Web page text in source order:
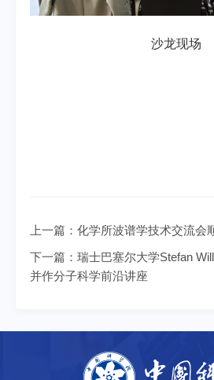
沙龙现场
上一篇： 化学所波谱学技术交流会
下一篇： 瑞士巴塞尔大学Stefan
并作分子科学前沿讲座